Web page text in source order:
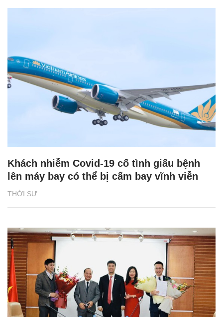
THỜI SỰ
Khách nhiễm Covid-19 cố tình giấu bệnh
lên máy bay có thể bị cấm bay vĩnh viễn